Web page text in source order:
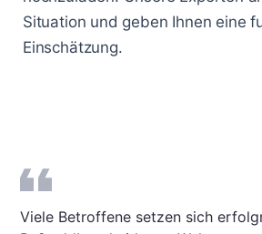
Situation und geben Ihnen eine
Einschätzung.
Viele Betroffene setzen sich